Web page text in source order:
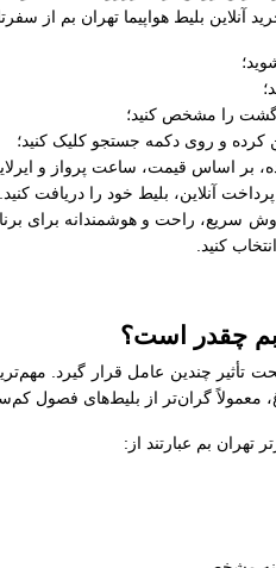
آنلاین بلیط هواپیما تهران بم از
را مشخص کنید؛
کرده و روی دکمه جستجو کلیک کنید؛
بر اساس قیمت، ساعت پرواز و
آنلاین، بلیط خود را دریافت کنید.
روش سریع، راحت و هوشمندانه برای
کنید.
بم چقدر است؟
تأثیر چندین عامل قرار گیرد.
معمولاً گران‌تر از بلیط‌های فصول
بم عبارتند از: